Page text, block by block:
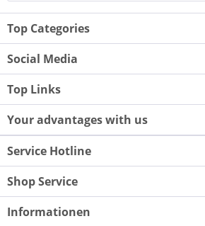
Top Categories
Social Media
Top Links
Your advantages with us
Service Hotline
Shop Service
Informationen